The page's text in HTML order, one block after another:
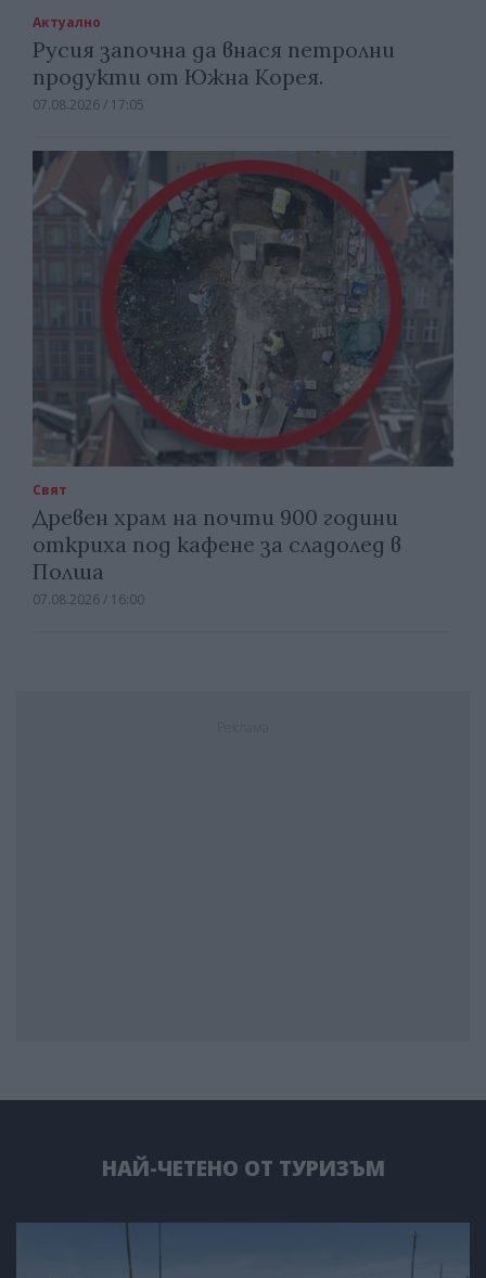
Актуално
Русия започна да внася петролни
продукти от Южна Корея.
07.08.2026 / 17:05
Свят
Древен храм на почти 900 години
откриха под кафене за сладолед в
Полша
07.08.2026 / 16:00
НАЙ-ЧЕТЕНО ОТ ТУРИЗЪМ